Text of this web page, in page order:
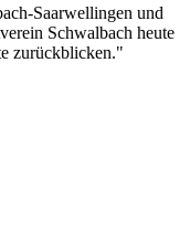
Saarwellingen und
Schwalbach heute
zurückblicken."